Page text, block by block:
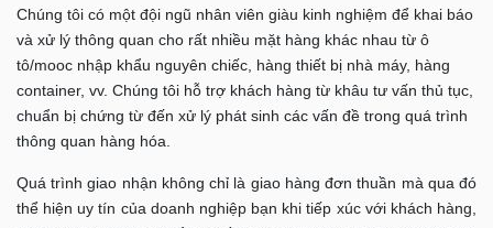
Chúng tôi có một đội ngũ nhân viên giàu kinh nghiệm để khai báo
và xử lý thông quan cho rất nhiều mặt hàng khác nhau từ ô
tô/mooc nhập khẩu nguyên chiếc, hàng thiết bị nhà máy, hàng
container, vv. Chúng tôi hỗ trợ khách hàng từ khâu tư vấn thủ tục,
chuẩn bị chứng từ đến xử lý phát sinh các vấn đề trong quá trình
thông quan hàng hóa.
Quá trình giao nhận không chỉ là giao hàng đơn thuần mà qua đó
thể hiện uy tín của doanh nghiệp bạn khi tiếp xúc với khách hàng,